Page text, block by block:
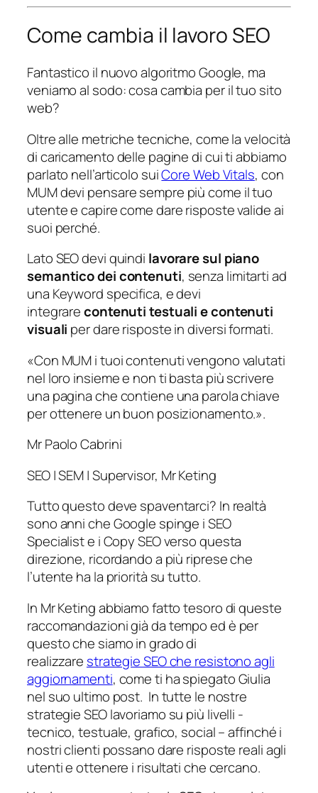
Come cambia il lavoro SEO
Fantastico il nuovo algoritmo Google, ma
veniamo al sodo: cosa cambia per il tuo sito
web?
Oltre alle metriche tecniche, come la velocità
di caricamento delle pagine di cui ti abbiamo
parlato nell’articolo suiCore Web Vitals, con
MUM devi pensare sempre più come il tuo
utente e capire come dare risposte valide ai
suoi perché.
Lato SEO devi quindi lavorare sul piano
semantico dei contenuti, senza limitarti ad
una Keyword specifica, e devi
integrarecontenuti testuali e contenuti
visuali per dare risposte in diversi formati.
«Con MUM i tuoi contenuti vengono valutati
nel loro insieme e non ti basta più scrivere
una pagina che contiene una parola chiave
per ottenere un buon posizionamento.».
Mr Paolo Cabrini
SEO | SEM | Supervisor, Mr Keting
Tutto questo deve spaventarci? In realtà
sono anni che Google spinge i SEO
Specialist e i Copy SEO verso questa
direzione, ricordando a più riprese che
l’utente ha la priorità su tutto.
In Mr Keting abbiamo fatto tesoro di queste
raccomandazioni già da tempo ed è per
questo che siamo in grado di
realizzare strategie SEO che resistono agli
aggiornamenti, come ti ha spiegato Giulia
nel suo ultimo post. In tutte le nostre
strategie SEO lavoriamo su più livelli -
tecnico, testuale, grafico, social – affinché i
nostri clienti possano dare risposte reali agli
utenti e ottenere i risultati che cercano.